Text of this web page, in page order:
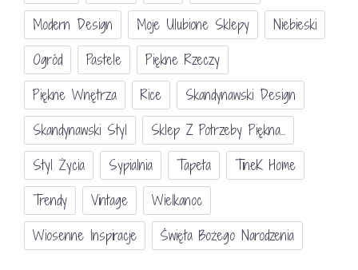
Modern Design
Moje Ulubione Sklepy
Niebieski
Ogród
Pastele
Piękne Rzeczy
Piękne Wnętrza
Rice
Skandynawski Design
Skandynawski Styl
Sklep Z Potrzeby Piękna...
Styl Życia
Sypialnia Tapeta
TineK Home
Trendy
Vintage
Wielkanoc
Wiosenne Inspiracje
Święta Bożego Narodzenia